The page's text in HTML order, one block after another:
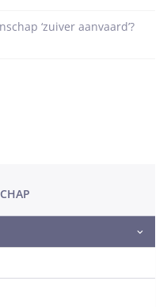
‘zuiver aanvaard’?